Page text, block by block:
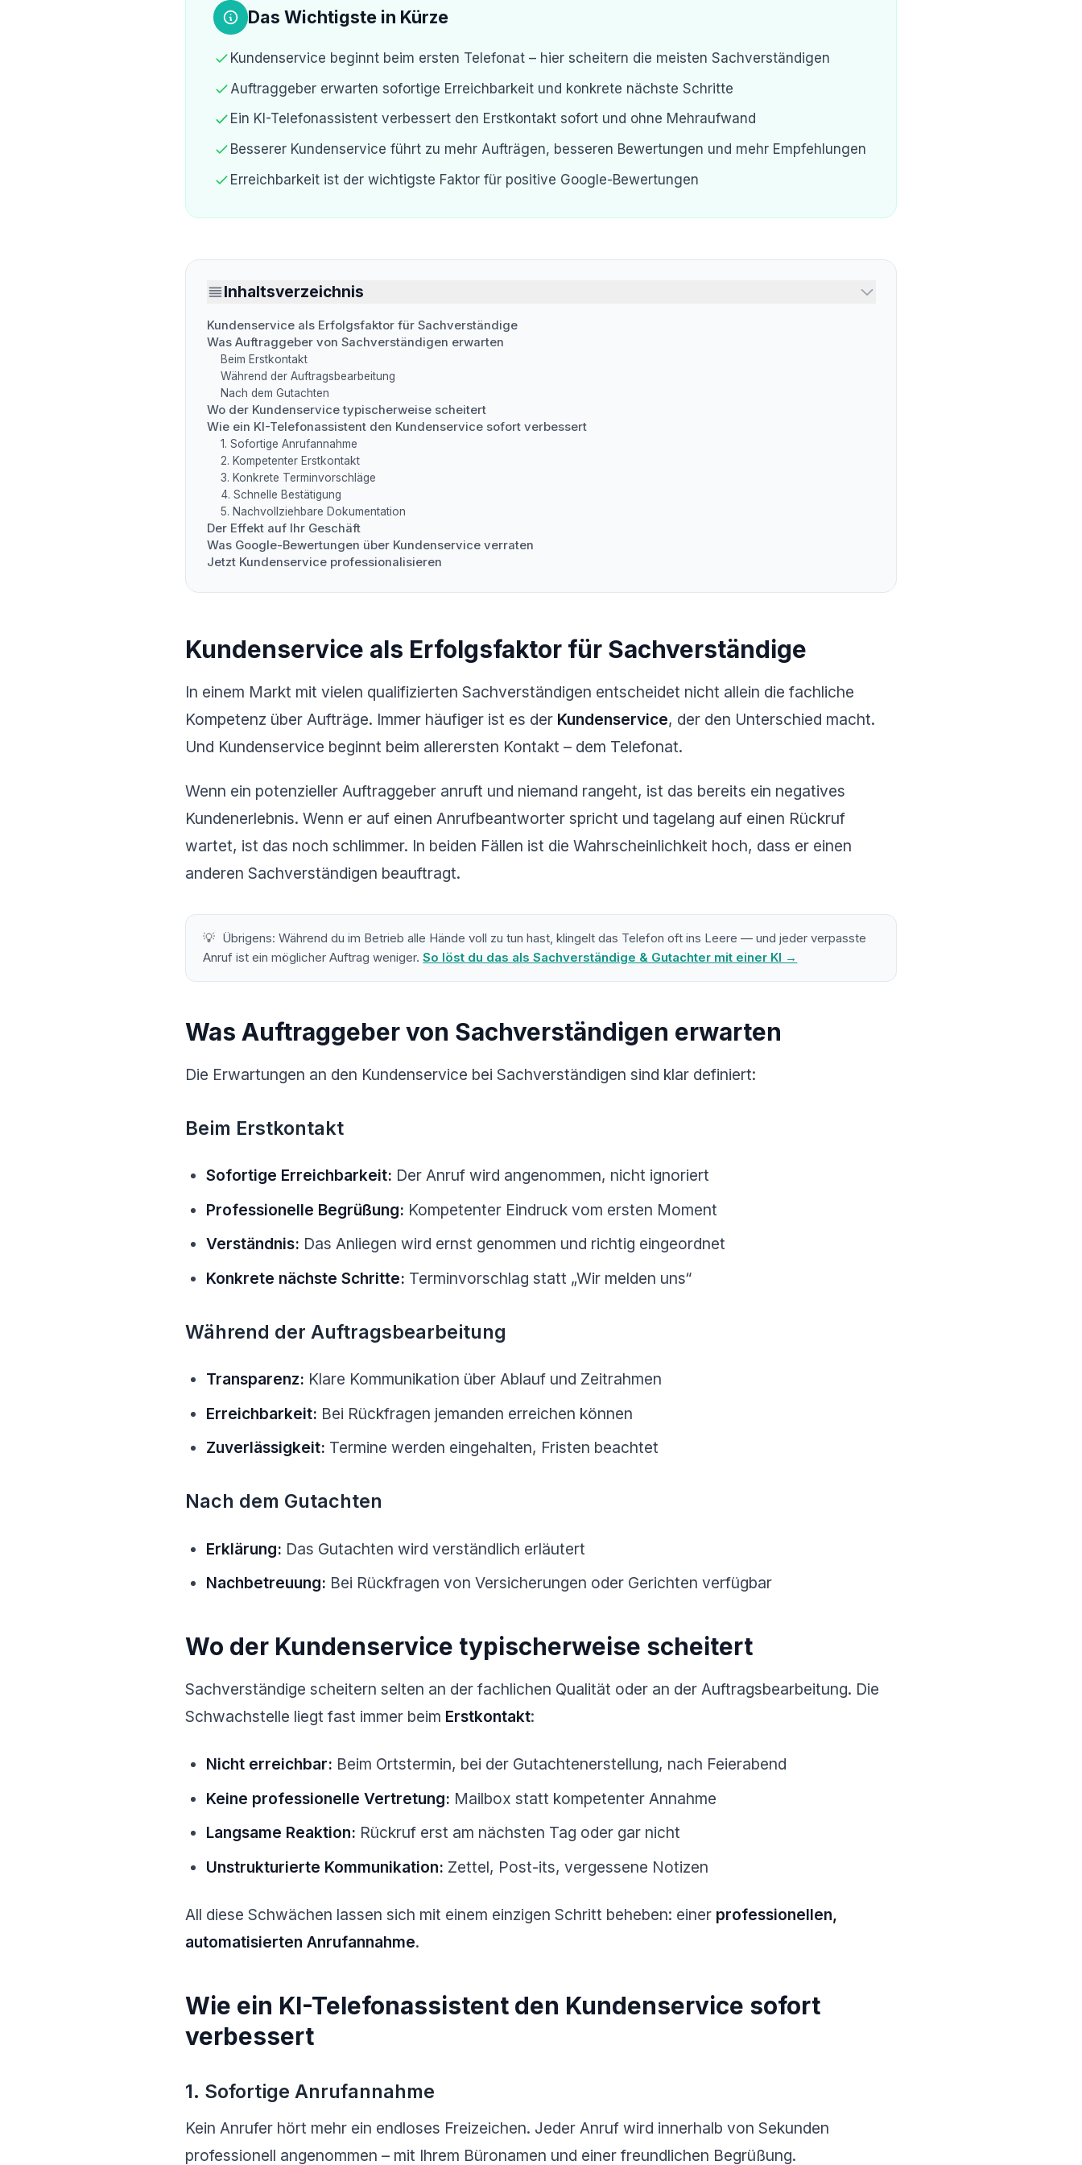
Das Wichtigste in Kürze
Kundenservice beginnt beim ersten Telefonat – hier scheitern die meisten Sachverständigen
Auftraggeber erwarten sofortige Erreichbarkeit und konkrete nächste Schritte
Ein KI-Telefonassistent verbessert den Erstkontakt sofort und ohne Mehraufwand
Besserer Kundenservice führt zu mehr Aufträgen, besseren Bewertungen und mehr Empfehlungen
Erreichbarkeit ist der wichtigste Faktor für positive Google-Bewertungen
Inhaltsverzeichnis
Kundenservice als Erfolgsfaktor für Sachverständige
Was Auftraggeber von Sachverständigen erwarten
Beim Erstkontakt
Während der Auftragsbearbeitung
Nach dem Gutachten
Wo der Kundenservice typischerweise scheitert
Wie ein KI-Telefonassistent den Kundenservice sofort verbessert
1. Sofortige Anrufannahme
2. Kompetenter Erstkontakt
3. Konkrete Terminvorschläge
4. Schnelle Bestätigung
5. Nachvollziehbare Dokumentation
Der Effekt auf Ihr Geschäft
Was Google-Bewertungen über Kundenservice verraten
Jetzt Kundenservice professionalisieren
Kundenservice als Erfolgsfaktor für Sachverständige
In einem Markt mit vielen qualifizierten Sachverständigen entscheidet nicht allein die fachliche
Kompetenz über Aufträge. Immer häufiger ist es der Kundenservice, der den Unterschied macht.
Und Kundenservice beginnt beim allerersten Kontakt – dem Telefonat.
Wenn ein potenzieller Auftraggeber anruft und niemand rangeht, ist das bereits ein negatives
Kundenerlebnis. Wenn er auf einen Anrufbeantworter spricht und tagelang auf einen Rückruf
wartet, ist das noch schlimmer. In beiden Fällen ist die Wahrscheinlichkeit hoch, dass er einen
anderen Sachverständigen beauftragt.
💡 Übrigens: Während du im Betrieb alle Hände voll zu tun hast, klingelt das Telefon oft ins Leere — und jeder verpasste
Anruf ist ein möglicher Auftrag weniger.So löst du das als Sachverständige & Gutachter mit einer KI →
Was Auftraggeber von Sachverständigen erwarten
Die Erwartungen an den Kundenservice bei Sachverständigen sind klar definiert:
Beim Erstkontakt
Sofortige Erreichbarkeit: Der Anruf wird angenommen, nicht ignoriert
Professionelle Begrüßung: Kompetenter Eindruck vom ersten Moment
Verständnis: Das Anliegen wird ernst genommen und richtig eingeordnet
Konkrete nächste Schritte: Terminvorschlag statt „Wir melden uns“
Während der Auftragsbearbeitung
Transparenz: Klare Kommunikation über Ablauf und Zeitrahmen
Erreichbarkeit: Bei Rückfragen jemanden erreichen können
Zuverlässigkeit: Termine werden eingehalten, Fristen beachtet
Nach dem Gutachten
Erklärung: Das Gutachten wird verständlich erläutert
Nachbetreuung: Bei Rückfragen von Versicherungen oder Gerichten verfügbar
Wo der Kundenservice typischerweise scheitert
Sachverständige scheitern selten an der fachlichen Qualität oder an der Auftragsbearbeitung. Die
Schwachstelle liegt fast immer beim Erstkontakt:
Nicht erreichbar: Beim Ortstermin, bei der Gutachtenerstellung, nach Feierabend
Keine professionelle Vertretung: Mailbox statt kompetenter Annahme
Langsame Reaktion: Rückruf erst am nächsten Tag oder gar nicht
Unstrukturierte Kommunikation: Zettel, Post-its, vergessene Notizen
All diese Schwächen lassen sich mit einem einzigen Schritt beheben: einer professionellen,
automatisierten Anrufannahme.
Wie ein KI-Telefonassistent den Kundenservice sofort
verbessert
1. Sofortige Anrufannahme
Kein Anrufer hört mehr ein endloses Freizeichen. Jeder Anruf wird innerhalb von Sekunden
professionell angenommen – mit Ihrem Büronamen und einer freundlichen Begrüßung.